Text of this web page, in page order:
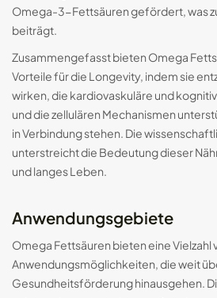
Omega-3-Fettsäuren gefördert, was
beiträgt.
Zusammengefasst bieten Omega
Vorteile für die Longevity, indem sie
wirken, die kardiovaskuläre und
und die zellulären Mechanismen
in Verbindung stehen. Die
unterstreicht die Bedeutung dieser
und langes Leben.
Anwendungsgebiete
Omega Fettsäuren bieten eine Vielzahl
Anwendungsmöglichkeiten, die weit
Gesundheitsförderung hinausgehen.